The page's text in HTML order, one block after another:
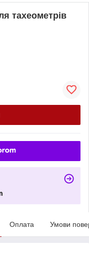
тахеометрів
Оплата Умови